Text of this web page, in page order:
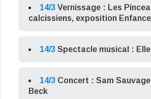
14/3 Vernissage : Les
calcissiens, exposition Enfance
14/3 Spectacle musical :
14/3 Concert : Sam
Beck